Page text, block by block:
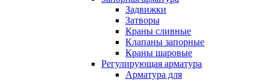
Задвижки
Затворы
Краны сливные
Клапаны запорные
Краны шаровые
Регулирующая арматура
Арматура для